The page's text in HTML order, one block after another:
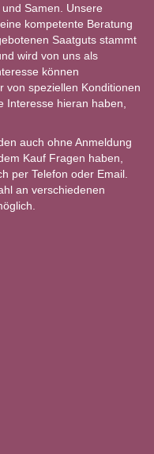
Samen. Unsere
kompetente Beratung
Saatguts stammt
wird von uns als
können
von speziellen Konditionen
Interesse hieran haben,
auch ohne Anmeldung
Kauf Fragen haben,
per Telefon oder Email.
an verschiedenen